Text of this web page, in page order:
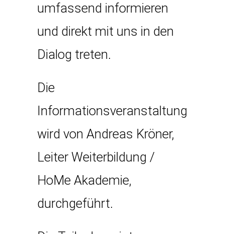
umfassend informieren
und direkt mit uns in den
Dialog treten.
Die
Informationsveranstaltung
wird von Andreas Kröner,
Leiter Weiterbildung /
HoMe Akademie,
durchgeführt.